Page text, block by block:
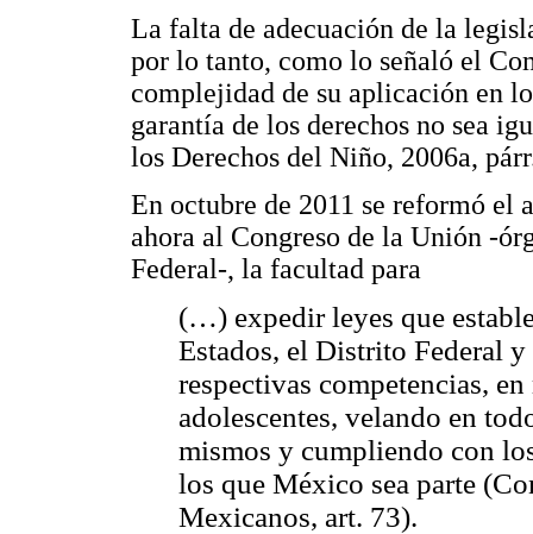
La falta de adecuación de la
por lo tanto, como lo señaló el
complejidad de su aplicación en
garantía de los derechos no sea
los Derechos del Niño, 2006a,
En octubre de 2011 se reformó
ahora al Congreso de la Unión -
Federal-, la facultad para
(…) expedir leyes que
Estados, el Distrito Federal
respectivas competencias,
adolescentes, velando en
mismos y cumpliendo con
los que México sea parte
Mexicanos, art. 73).